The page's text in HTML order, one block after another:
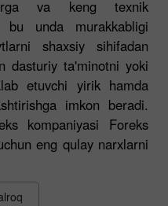
va keng texnik
bu unda murakkabligi
shaxsiy sihifadan
dasturiy ta'minotni yoki
etuvchi yirik hamda
imkon beradi.
kompaniyasi Foreks
eng qulay narxlarni